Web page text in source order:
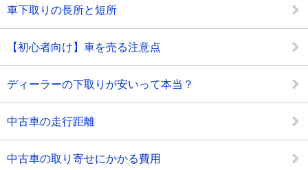
車下取りの長所と短所
【初心者向け】車を売る注意点
ディーラーの下取りが安いって本当？
中古車の走行距離
中古車の取り寄せにかかる費用